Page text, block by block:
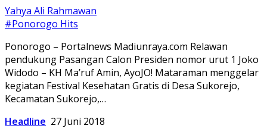
Yahya Ali Rahmawan
#Ponorogo Hits
Ponorogo – Portalnews Madiunraya.com Relawan
pendukung Pasangan Calon Presiden nomor urut 1 Joko
Widodo – KH Ma’ruf Amin, AyoJO! Mataraman menggelar
kegiatan Festival Kesehatan Gratis di Desa Sukorejo,
Kecamatan Sukorejo,…
Headline 27 Juni 2018